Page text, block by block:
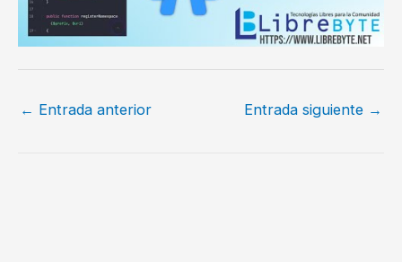
← Entrada anterior Entrada siguiente →